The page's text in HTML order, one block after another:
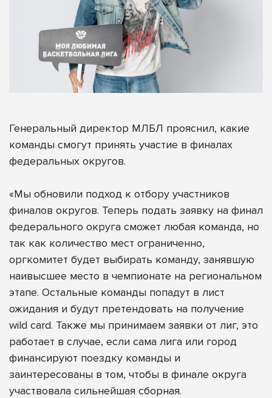
Генеральный директор МЛБЛ прояснил, какие
команды смогут принять участие в финалах
федеральных округов.
«Мы обновили подход к отбору участников
финалов округов. Теперь подать заявку на финал
федерального округа сможет любая команда, но
так как количество мест ограниченно,
оргкомитет будет выбирать команду, занявшую
наивысшее место в чемпионате на региональном
этапе. Остальные команды попадут в лист
ожидания и будут претендовать на получение
wild card. Также мы принимаем заявки от лиг, это
работает в случае, если сама лига или город
финансируют поездку команды и
заинтересованы в том, чтобы в финале округа
участвовала сильнейшая сборная.